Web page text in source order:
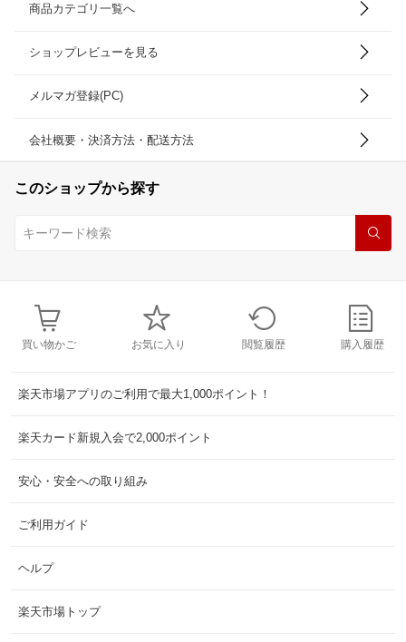
商品カテゴリ一覧へ
ショップレビューを見る
メルマガ登録(PC)
会社概要・決済方法・配送方法
このショップから探す
買い物かご お気に入り 閲覧履歴 購入履歴
楽天市場アプリのご利用で最大1,000ポイント！
楽天カード新規入会で2,000ポイント
安心・安全への取り組み
ご利用ガイド
ヘルプ
楽天市場トップ